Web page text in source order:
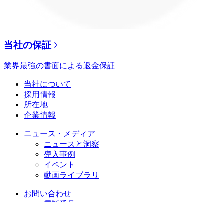
当社の保証
業界最強の書面による返金保証
当社について
採用情報
所在地
企業情報
ニュース・メディア
ニュースと洞察
導入事例
イベント
動画ライブラリ
お問い合わせ